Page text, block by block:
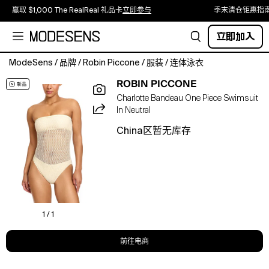
赢取 $1,000 The RealReal 礼品卡立即参与 季末清仓钜惠指
立即加入
ModeSens / 品牌 / Robin Piccone / 服装 / 连体泳衣
Piccone
Bandeau
Swimsuit
1 / 1
ROBIN PICCONE
Charlotte Bandeau One Piece Swimsuit
In Neutral
China区暂无库存
前往电商